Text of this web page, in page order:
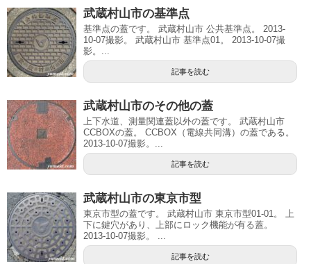
武蔵村山市の基準点
基準点の蓋です。 武蔵村山市 公共基準点。 2013-
10-07撮影。 武蔵村山市 基準点01。 2013-10-07撮
影。...
記事を読む
武蔵村山市のその他の蓋
上下水道、測量関連蓋以外の蓋です。 武蔵村山市
CCBOXの蓋。 CCBOX（電線共同溝）の蓋である。
2013-10-07撮影。...
記事を読む
武蔵村山市の東京市型
東京市型の蓋です。 武蔵村山市 東京市型01-01。 上
下に鍵穴があり、上部にロック機能が有る蓋。
2013-10-07撮影。 ...
記事を読む